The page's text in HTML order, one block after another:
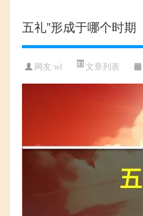
五礼”形成于哪个时期
网友:wl 文章列表